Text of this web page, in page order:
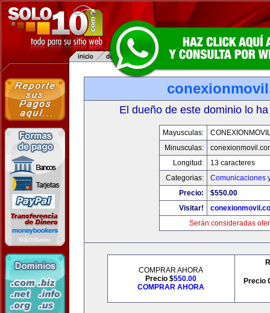
El dueño de este dominio lo
Mayusculas:
Minusculas:
Longitud:
13 caracteres
Categorias:
Comunicaciones
Precio:
$550.00
Visitar!
Serán consideradas
COMPRAR AHORA
Precio $550.00
COMPRAR AHORA
Precio